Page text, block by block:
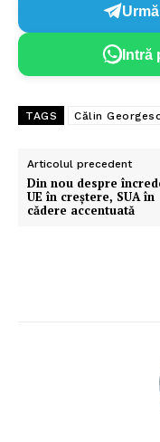
Intră
TAGS Călin
Articolul precedent
Din nou despre
UE în creștere, SUA în
cădere accentuată